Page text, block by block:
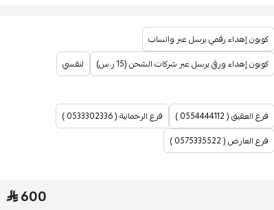
كوبون إهداء رقمي يرسل عبر واتساب
كوبون إهداء ورقي يرسل عبر شركات الشحن (15 ر.س)
لنفسي
فرع العقيق ( 0554444112 )
فرع الرحمانية ( 0533302336 )
فرع العارض ( 0575335522 )
600